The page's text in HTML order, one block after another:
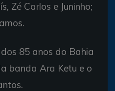
Zé Carlos e Juninho;
85 anos do Bahia
banda Ara Ketu e o